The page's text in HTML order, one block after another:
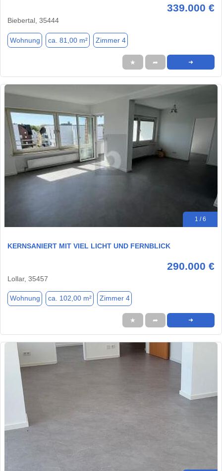
339.000 €
Biebertal, 35444
Wohnung ca. 81,00 m² Zimmer 4
★ ➦ ➜
1 / 6
KERNSANIERT MIT VIEL LICHT UND FERNBLICK
290.000 €
Lollar, 35457
Wohnung ca. 102,00 m² Zimmer 4
★ ➦ ➜